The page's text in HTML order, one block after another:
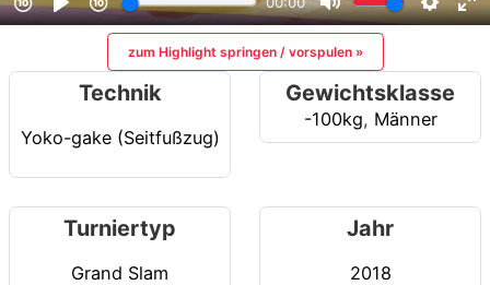
zum Highlight springen / vorspulen »
Technik
Yoko-gake (Seitfußzug)
Gewichtsklasse
-100kg, Männer
Turniertyp
Grand Slam
Jahr
2018